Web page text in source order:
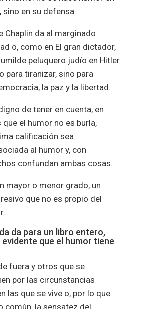
sino en su defensa.
Chaplin da al marginado
o, como en El gran dictador,
peluquero judío en Hitler
para tiranizar, sino para
la paz y la libertad.
de tener en cuenta, en
el humor no es burla,
calificación sea
al humor y, con
confundan ambas cosas.
mayor o menor grado, un
que no es propio del
da para un libro entero,
evidente que el humor tiene
fuera y otros que se
por las circunstancias
las que se vive o, por lo que
común, la sensatez del